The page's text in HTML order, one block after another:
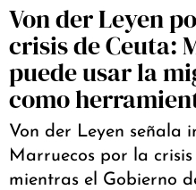
Von der Leyen
crisis de Ceuta:
puede usar la
como
Von der Leyen señala
Marruecos por la
mientras el Gobierno